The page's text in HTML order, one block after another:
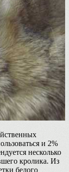
и 2%
несколько
кролика. Из
белого